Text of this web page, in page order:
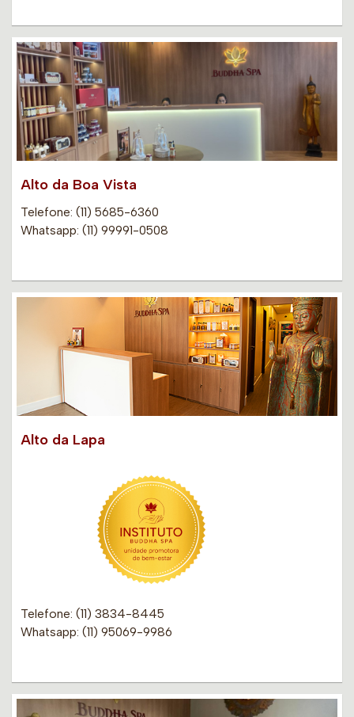
Alto da Boa Vista
Telefone: (11) 5685-6360
Whatsapp: (11) 99991-0508
Alto da Lapa
Telefone: (11) 3834-8445
Whatsapp: (11) 95069-9986